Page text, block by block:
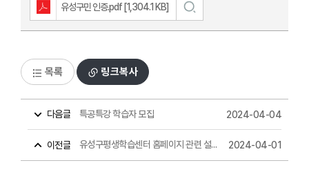
유성구민 인증.pdf [1,304.1 KB]
목록 링크복사
다음글 특공특강 학습자 모집 2024-04-04
이전글 유성구평생학습센터 홈페이지 관련 설문조사 안내 2024-04-01